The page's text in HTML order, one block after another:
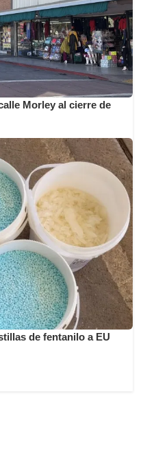
Morley al cierre de
de fentanilo a EU